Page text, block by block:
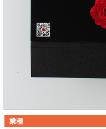
業種